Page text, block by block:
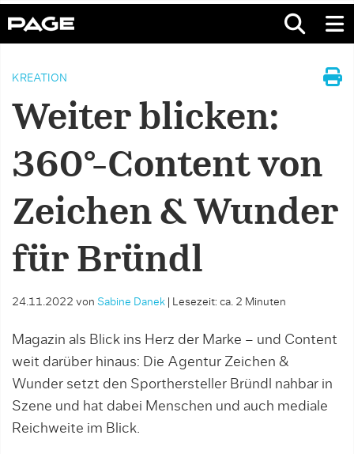
KREATION
Weiter blicken:
360°-Content von
Zeichen & Wunder
für Bründl
24.11.2022 von Sabine Danek Lesezeit: ca. 2 Minuten
Magazin als Blick ins Herz der Marke – und Content
weit darüber hinaus: Die Agentur Zeichen &
Wunder setzt den Sporthersteller Bründl nahbar in
Szene und hat dabei Menschen und auch mediale
Reichweite im Blick.